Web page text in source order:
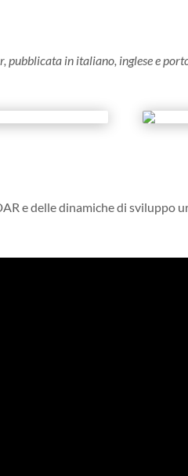
in italiano, inglese e
e delle dinamiche di sviluppo